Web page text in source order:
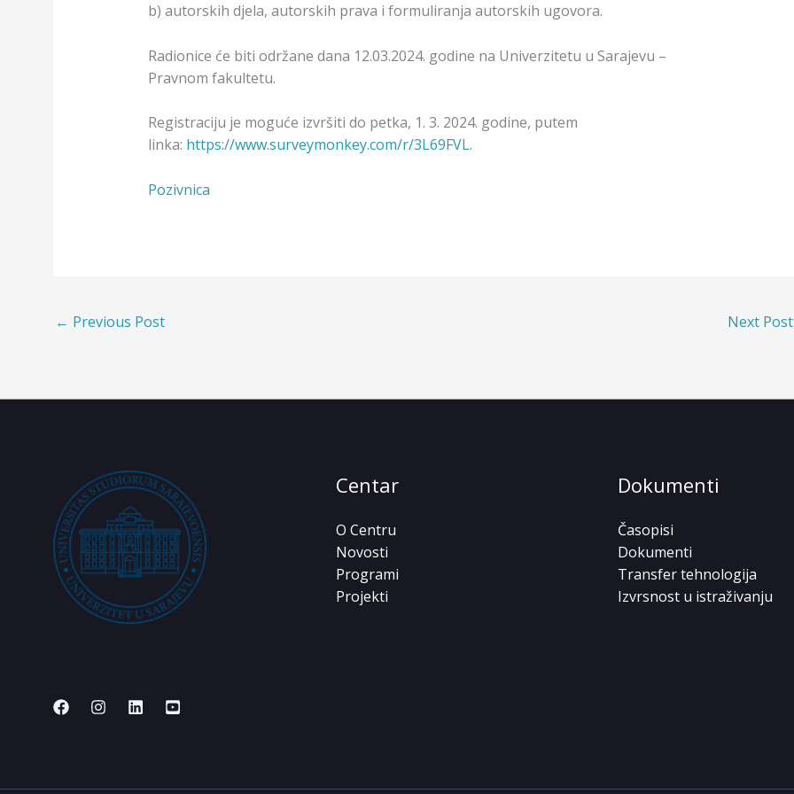
b) autorskih djela, autorskih prava i formuliranja autorskih ugovora.
Radionice će biti održane dana 12.03.2024. godine na Univerzitetu u Sarajevu –
Pravnom fakultetu.
Registraciju je moguće izvršiti do petka, 1. 3. 2024. godine, putem
linka: https://www.surveymonkey.com/r/3L69FVL.
Pozivnica
← Previous Post Next
Centar
O Centru
Novosti
Programi
Projekti
Dokumenti
Časopisi
Dokumenti
Transfer tehnologija
Izvrsnost u istraživanju